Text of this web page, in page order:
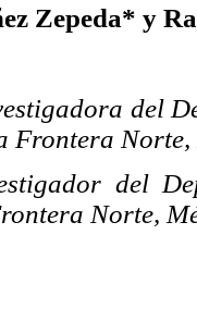
Zepeda* y
del
Frontera Norte,
del
Norte,